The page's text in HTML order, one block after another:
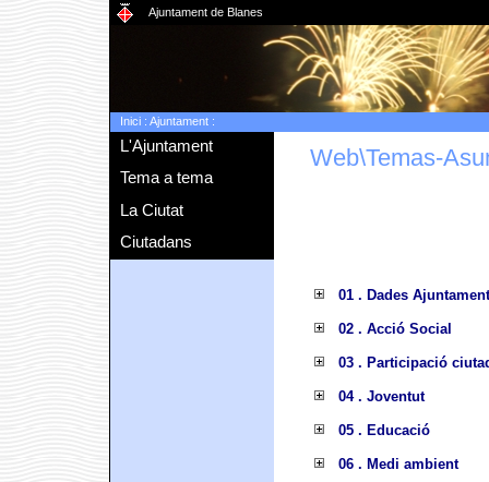
Ajuntament de Blanes
Inici: Ajuntament:
L'Ajuntament
Tema a tema
La Ciutat
Ciutadans
Web\Temas-
01 . Dades Ajuntament
02 . Acció Social
03 . Participació
04 . Joventut
05 . Educació
06 . Medi ambient